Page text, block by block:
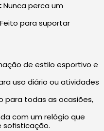
Nunca perca um
Feito para suportar
de estilo esportivo e
uso diário ou atividades
para todas as ocasiões,
com um relógio que
sofisticação.